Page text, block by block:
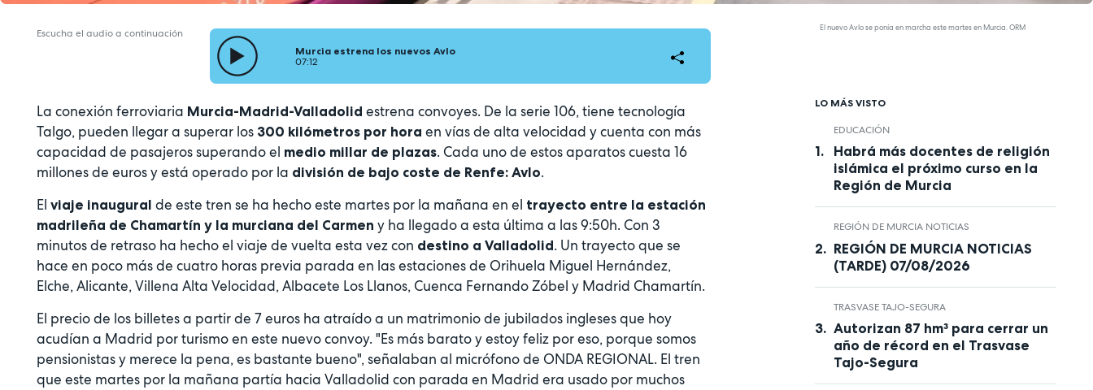
El nuevo Avlo se ponía en marcha este martes en Murcia. ORM
Escucha el audio a continuación
Murcia estrena los nuevos Avlo
07:12
La conexión ferroviaria Murcia-Madrid-Valladolid estrena convoyes. De la serie 106, tiene tecnología
Talgo, pueden llegar a superar los 300 kilómetros por hora en vías de alta velocidad y cuenta con más
capacidad de pasajeros superando el medio millar de plazas. Cada uno de estos aparatos cuesta 16
millones de euros y está operado por la división de bajo coste de Renfe: Avlo.
El viaje inaugural de este tren se ha hecho este martes por la mañana en el trayecto entre la estación
madrileña de Chamartín y la murciana del Carmen y ha llegado a esta última a las 9:50h. Con 3
minutos de retraso ha hecho el viaje de vuelta esta vez con destino a Valladolid. Un trayecto que se
hace en poco más de cuatro horas previa parada en las estaciones de Orihuela Miguel Hernández,
Elche, Alicante, Villena Alta Velocidad, Albacete Los Llanos, Cuenca Fernando Zóbel y Madrid Chamartín.
El precio de los billetes a partir de 7 euros ha atraído a un matrimonio de jubilados ingleses que hoy
acudían a Madrid por turismo en este nuevo convoy. "Es más barato y estoy feliz por eso, porque somos
pensionistas y merece la pena, es bastante bueno", señalaban al micrófono de ONDA REGIONAL. El tren
que este martes por la mañana partía hacia Valladolid con parada en Madrid era usado por muchos
LO MÁS VISTO
EDUCACIÓN
Habrá más docentes de religión
islámica el próximo curso en la
Región de Murcia
REGIÓN DE MURCIA NOTICIAS
REGIÓN DE MURCIA NOTICIAS
(TARDE) 07/08/2026
TRASVASE TAJO-SEGURA
Autorizan 87 hm³ para cerrar un
año de récord en el Trasvase
Tajo-Segura